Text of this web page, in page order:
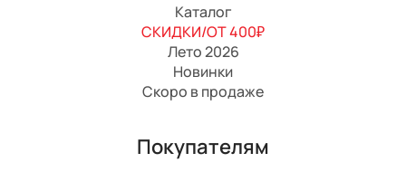
Каталог
СКИДКИ/ОТ 400₽
Лето 2026
Новинки
Скоро в продаже
Покупателям